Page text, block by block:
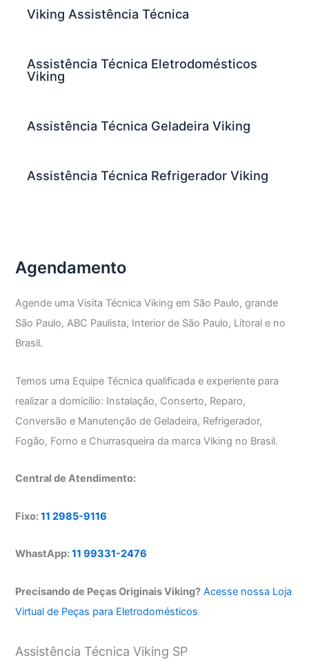
Viking Assistência Técnica
Assistência Técnica Eletrodomésticos
Viking
Assistência Técnica Geladeira Viking
Assistência Técnica Refrigerador Viking
Agendamento
Agende uma Visita Técnica Viking em São Paulo, grande
São Paulo, ABC Paulista, Interior de São Paulo, Litoral e no
Brasil.
Temos uma Equipe Técnica qualificada e experiente para
realizar a domicílio: Instalação, Conserto, Reparo,
Conversão e Manutenção de Geladeira, Refrigerador,
Fogão, Forno e Churrasqueira da marca Viking no Brasil.
Central de Atendimento:
Fixo:11 2985-9116
WhastApp:11 99331-2476
Precisando de Peças Originais Viking? Acesse nossa Loja
Virtual de Peças para Eletrodomésticos
Assistência Técnica Viking SP